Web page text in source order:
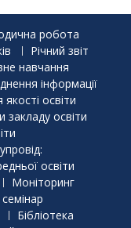
робота
Річний звіт
навчання
інформації
освіти
закладу освіти
освіти
Моніторинг
Бібліотека